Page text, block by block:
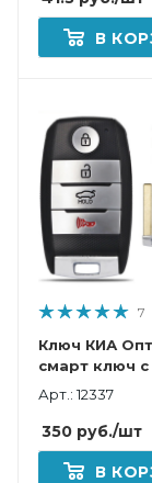
В
7
Ключ КИА
смарт ключ с
Арт.: 12337
350 руб./шт
В